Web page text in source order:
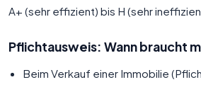
A+ (sehr effizient) bis H (sehr
Pflichtausweis: Wann braucht
Beim Verkauf einer Immobilie